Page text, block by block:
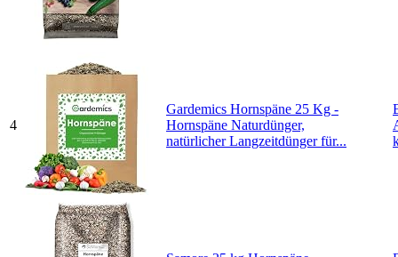
4
Gardemics Hornspäne 25 Kg -
Hornspäne Naturdünger,
natürlicher Langzeitdünger für...